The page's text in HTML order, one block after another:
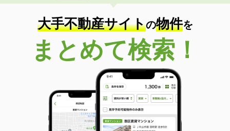
大手不動産サイトの物件を
まとめて検索！